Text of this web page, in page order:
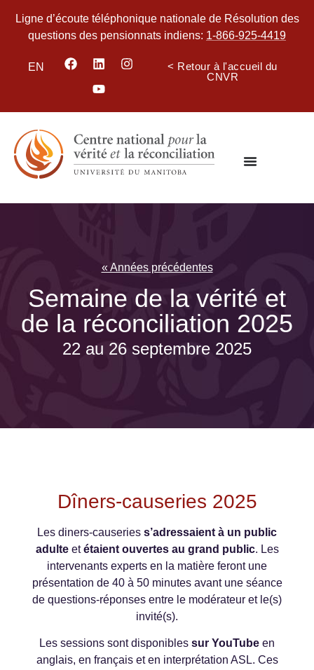
Ligne d’écoute téléphonique nationale de Résolution des
questions des pensionnats indiens: 1-866-925-4419
EN
< Retour à l'accueil du
CNVR
« Années précédentes
Semaine de la vérité et
de la réconciliation 2025
22 au 26 septembre 2025
Dîners-causeries 2025
Les diners-causeries s’adressaient à un public
adulteetétaient ouvertes au grand public. Les
intervenants experts en la matière feront une
présentation de 40 à 50 minutes avant une séance
de questions-réponses entre le modérateur et le(s)
invité(s).
Les sessions sont disponibles sur YouTube en
anglais, en français et en interprétation ASL. Ces